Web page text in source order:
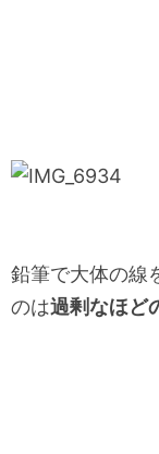
鉛筆で大体の線
のは過剰なほど